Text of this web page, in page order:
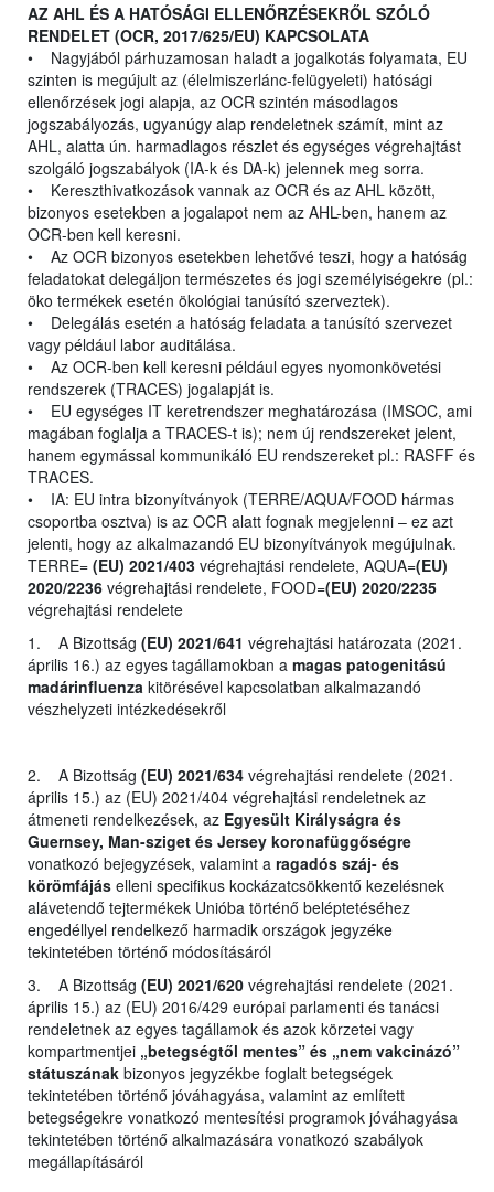
AZ AHL ÉS A HATÓSÁGI ELLENŐRZÉSEKRŐL SZÓLÓ
RENDELET (OCR, 2017/625/EU) KAPCSOLATA
• Nagyjából párhuzamosan haladt a jogalkotás folyamata, EU
szinten is megújult az (élelmiszerlánc-felügyeleti) hatósági
ellenőrzések jogi alapja, az OCR szintén másodlagos
jogszabályozás, ugyanúgy alap rendeletnek számít, mint az
AHL, alatta ún. harmadlagos részlet és egységes végrehajtást
szolgáló jogszabályok (IA-k és DA-k) jelennek meg sorra.
• Kereszthivatkozások vannak az OCR és az AHL között,
bizonyos esetekben a jogalapot nem az AHL-ben, hanem az
OCR-ben kell keresni.
• Az OCR bizonyos esetekben lehetővé teszi, hogy a hatóság
feladatokat delegáljon természetes és jogi személyiségekre (pl.:
öko termékek esetén ökológiai tanúsító szerveztek).
• Delegálás esetén a hatóság feladata a tanúsító szervezet
vagy például labor auditálása.
• Az OCR-ben kell keresni például egyes nyomonkövetési
rendszerek (TRACES) jogalapját is.
• EU egységes IT keretrendszer meghatározása (IMSOC, ami
magában foglalja a TRACES-t is); nem új rendszereket jelent,
hanem egymással kommunikáló EU rendszereket pl.: RASFF és
TRACES.
• IA: EU intra bizonyítványok (TERRE/AQUA/FOOD hármas
csoportba osztva) is az OCR alatt fognak megjelenni – ez azt
jelenti, hogy az alkalmazandó EU bizonyítványok megújulnak.
TERRE= (EU) 2021/403 végrehajtási rendelete, AQUA=(EU)
2020/2236 végrehajtási rendelete, FOOD=(EU) 2020/2235
végrehajtási rendelete
1. A Bizottság (EU) 2021/641 végrehajtási határozata (2021.
április 16.) az egyes tagállamokban a magas patogenitású
madárinfluenza kitörésével kapcsolatban alkalmazandó
vészhelyzeti intézkedésekről
2. A Bizottság (EU) 2021/634 végrehajtási rendelete (2021.
április 15.) az (EU) 2021/404 végrehajtási rendeletnek az
átmeneti rendelkezések, az Egyesült Királyságra és
Guernsey, Man-sziget és Jersey koronafüggőségre
vonatkozó bejegyzések, valamint a ragadós száj- és
körömfájás elleni specifikus kockázatcsökkentő kezelésnek
alávetendő tejtermékek Unióba történő beléptetéséhez
engedéllyel rendelkező harmadik országok jegyzéke
tekintetében történő módosításáról
3. A Bizottság (EU) 2021/620 végrehajtási rendelete (2021.
április 15.) az (EU) 2016/429 európai parlamenti és tanácsi
rendeletnek az egyes tagállamok és azok körzetei vagy
kompartmentjei „betegségtől mentes” és „nem vakcinázó”
státuszának bizonyos jegyzékbe foglalt betegségek
tekintetében történő jóváhagyása, valamint az említett
betegségekre vonatkozó mentesítési programok jóváhagyása
tekintetében történő alkalmazására vonatkozó szabályok
megállapításáról